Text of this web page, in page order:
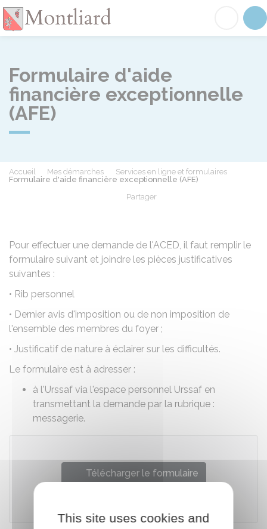
Formulaire d'aide
financière exceptionnelle
(AFE)
Accueil Mes démarches
Services en ligne et formulaires
Formulaire d'aide financière exceptionnelle (AFE)
Partager
Pour effectuer une demande de l'ACED, il faut remplir le
formulaire suivant et joindre les pièces justificatives
suivantes :
• Rib personnel
• Dernier avis d'imposition ou de non imposition de
l'ensemble des membres du foyer ;
• Justificatif de nature à éclairer sur les difficultés.
Le formulaire est à adresser :
à l'Urssaf via l'espace personnel Urssaf en
transmettant la demande par la rubrique :
messagerie.
Télécharger le formulaire
This site uses cookies and